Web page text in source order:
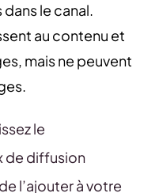
le canal.
au contenu et
mais ne peuvent
le
de diffusion
l’ajouter à votre